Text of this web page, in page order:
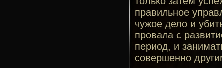
правильное
чужое дело и
провала с
период, и
совершенно